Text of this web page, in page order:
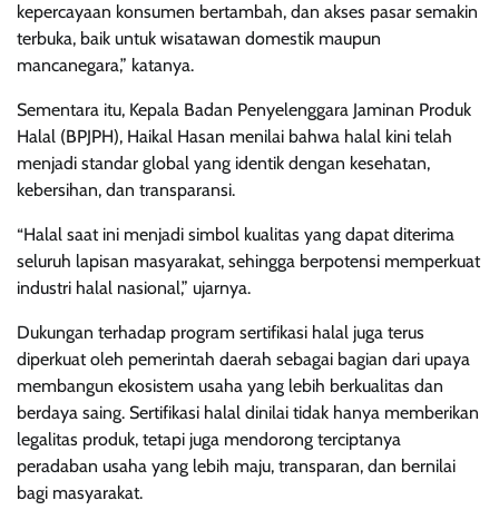
kepercayaan konsumen bertambah, dan akses pasar semakin
terbuka, baik untuk wisatawan domestik maupun
mancanegara,” katanya.
Sementara itu, Kepala Badan Penyelenggara Jaminan Produk
Halal (BPJPH), Haikal Hasan menilai bahwa halal kini telah
menjadi standar global yang identik dengan kesehatan,
kebersihan, dan transparansi.
“Halal saat ini menjadi simbol kualitas yang dapat diterima
seluruh lapisan masyarakat, sehingga berpotensi memperkuat
industri halal nasional,” ujarnya.
Dukungan terhadap program sertifikasi halal juga terus
diperkuat oleh pemerintah daerah sebagai bagian dari upaya
membangun ekosistem usaha yang lebih berkualitas dan
berdaya saing. Sertifikasi halal dinilai tidak hanya memberikan
legalitas produk, tetapi juga mendorong terciptanya
peradaban usaha yang lebih maju, transparan, dan bernilai
bagi masyarakat.